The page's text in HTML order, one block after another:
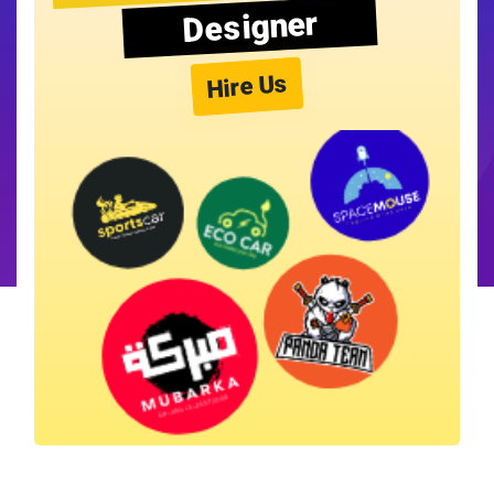
Designer
Hire Us